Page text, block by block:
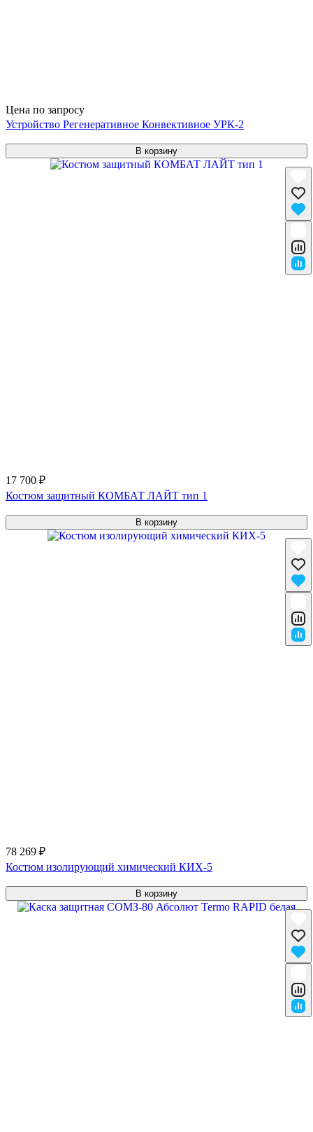
Цена по запросу
Устройство Регенеративное Конвективное УРК-2
В корзину
17 700 ₽
Костюм защитный КОМБАТ ЛАЙТ тип 1
В корзину
78 269 ₽
Костюм изолирующий химический КИХ-5
В корзину